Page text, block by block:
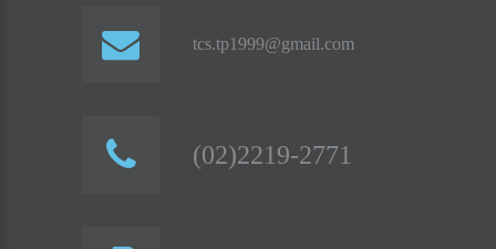
tcs.tp1999@gmail.com
(02)2219-2771